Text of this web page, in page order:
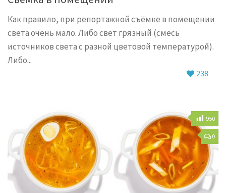
Как правило, при репортажной съёмке в помещении
света очень мало. Либо свет грязный (смесь
источников света с разной цветовой температурой).
Либо...
238
0
950